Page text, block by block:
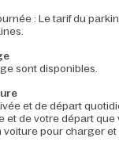
: Le tarif du
sont disponibles.
et de départ
et de votre départ
voiture pour charger